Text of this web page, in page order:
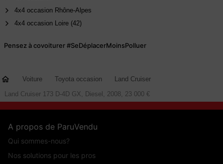
4x4 occasion Rhône-Alpes
4x4 occasion Loire (42)
Pensez à covoiturer #SeDéplacerMoinsPolluer
Voiture Toyota occasion
Land Cruiser
Land Cruiser 173 D-4D GX, Diesel, 2008, 23 000 €
A propos de ParuVendu
Qui sommes-nous?
Nos solutions pour les pros